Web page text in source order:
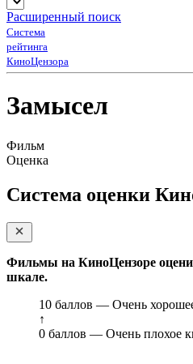
Расширенный поиск
Система
рейтинга
КиноЦензора
Замысел
Фильм
Оценка
Система оценки
Фильмы на КиноЦензоре
шкале.
10 баллов — Очень
↑
0 баллов — Очень плохое